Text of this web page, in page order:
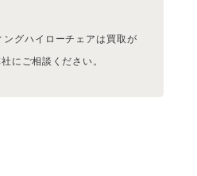
ングハイローチェアは買取が
にご相談ください。